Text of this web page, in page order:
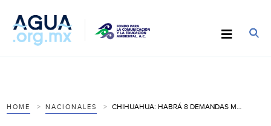
HOME NACIONALES